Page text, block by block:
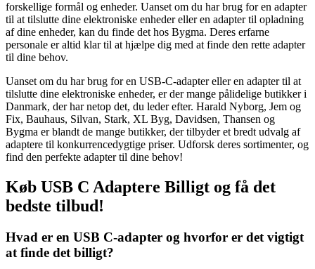
forskellige formål og enheder. Uanset om du har brug for en adapter
til at tilslutte dine elektroniske enheder eller en adapter til opladning
af dine enheder, kan du finde det hos Bygma. Deres erfarne
personale er altid klar til at hjælpe dig med at finde den rette adapter
til dine behov.
Uanset om du har brug for en USB-C-adapter eller en adapter til at
tilslutte dine elektroniske enheder, er der mange pålidelige butikker i
Danmark, der har netop det, du leder efter. Harald Nyborg, Jem og
Fix, Bauhaus, Silvan, Stark, XL Byg, Davidsen, Thansen og
Bygma er blandt de mange butikker, der tilbyder et bredt udvalg af
adaptere til konkurrencedygtige priser. Udforsk deres sortimenter, og
find den perfekte adapter til dine behov!
Køb USB C Adaptere Billigt og få det
bedste tilbud!
Hvad er en USB C-adapter og hvorfor er det vigtigt
at finde det billigt?